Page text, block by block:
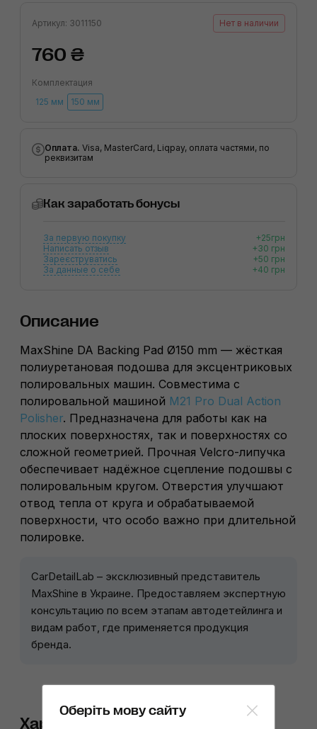
Артикул: 3011150 Нет в наличии
760 ₴
Комплектация
125 мм
150 мм
Оплата. Visa, MasterCard, Liqpay, оплата частями, по
реквизитам
Как заработать бонусы
За первую покупку
+25грн
Написать отзыв
+30 грн
Зареєструватись
+50 грн
За данные о себе
+40 грн
Описание
MaxShine DA Backing Pad Ø150 mm — жёсткая
полиуретановая подошва для эксцентриковых
полировальных машин. Cовместима с
полировальной машиной M21 Pro Dual Action
Polisher. Предназначена для работы как на
плоских поверхностях, так и поверхностях со
сложной геометрией. Прочная Velcro-липучка
обеспечивает надёжное сцепление подошвы с
полировальным кругом. Отверстия улучшают
отвод тепла от круга и обрабатываемой
поверхности, что особо важно при длительной
полировке.
CarDetailLab – эксклюзивный представитель
MaxShine в Украине. Предоставляем экспертную
консультацию по всем этапам автодетейлинга и
видам работ, где применяется продукция
бренда.
Характеристики
Оберіть мову сайту